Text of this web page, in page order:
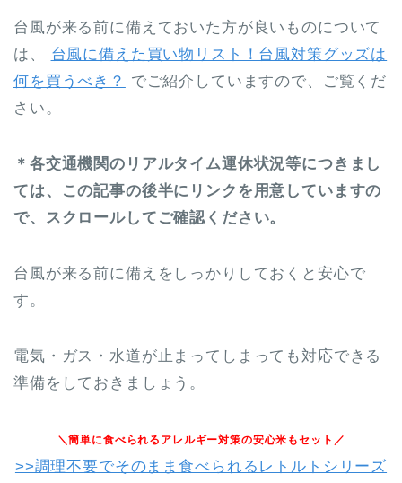
台風が来る前に備えておいた方が良いものについて
は、 台風に備えた買い物リスト！台風対策グッズは
何を買うべき？
でご紹介していますので、ご覧くだ
さい。
＊各交通機関のリアルタイム運休状況等につきまし
ては、この記事の後半にリンクを用意していますの
で、スクロールしてご確認ください。
台風が来る前に備えをしっかりしておくと安心で
す。
電気・ガス・水道が止まってしまっても対応できる
準備をしておきましょう。
＼簡単に食べられるアレルギー対策の安心米もセット／
>>調理不要でそのまま食べられるレトルトシリーズ